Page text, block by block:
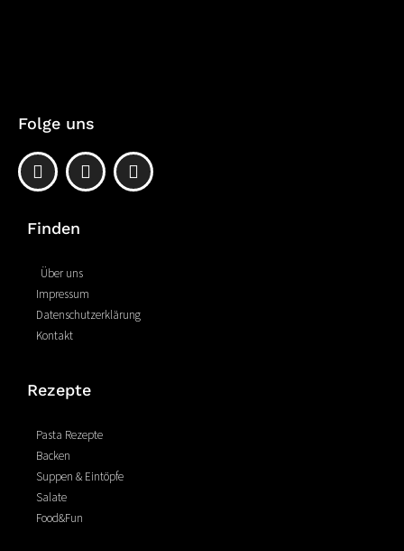
Folge uns
F
a
c
b
o
k
-
f
P
i
n
t
I
n
s
Finden
Über uns
Impressum
Datenschutzerklärung
Kontakt
Rezepte
Pasta Rezepte
Backen
Suppen & Eintöpfe
Salate
Food&Fun